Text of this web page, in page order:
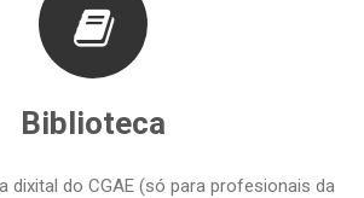
Biblioteca
dixital do CGAE (só para profesionais da